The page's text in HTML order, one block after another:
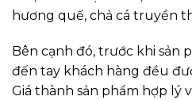
hương quế, chả cá truyền
Bên cạnh đó, trước khi sản
đến tay khách hàng đều
Giá thành sản phẩm hợp lý